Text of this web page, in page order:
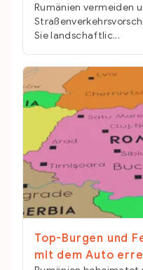
Rumänien vermeiden
Sie landschaftlic...
Top-Burgen und
mit dem Auto